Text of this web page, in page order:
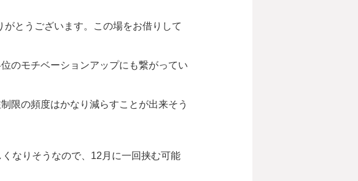
とうございます。この場をお借りして
のモチベーションアップにも繋がってい
限の頻度はかなり減らすことが出来そう
なりそうなので、12月に一回挟む可能